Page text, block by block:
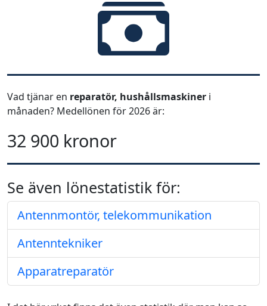
Vad tjänar en reparatör, hushållsmaskiner i
månaden? Medellönen för 2026 är:
32 900 kronor
Se även lönestatistik för:
Antennmontör, telekommunikation
Antenntekniker
Apparatreparatör